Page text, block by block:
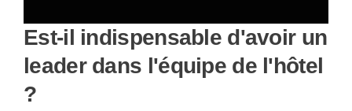
Est-il indispensable d'avoir un
leader dans l'équipe de l'hôtel
?